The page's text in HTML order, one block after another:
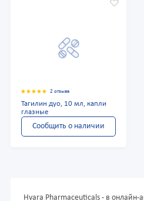
2 отзыва
Тагилин дуо, 10 мл, капли
глазные
Сообщить о наличии
Hvara Pharmaceuticals - в онлайн-